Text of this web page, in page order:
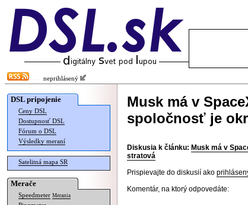
neprihlásený
DSL pripojenie
Ceny DSL
Dostupnosť DSL
Fórum o DSL
Výsledky meraní
Satelitná mapa SR
Merače
Speedmeter Merania
Musk má v
spoločnosť je
Diskusia k článku: Musk má v
stratová
Prispievajte do diskusií ako
Komentár, na ktorý odpovedáte: